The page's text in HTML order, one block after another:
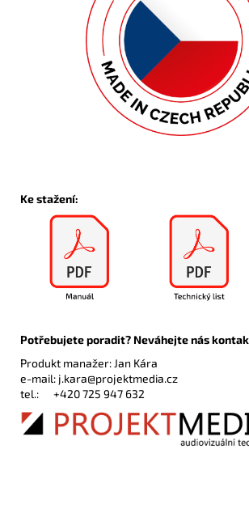
Ke stažení:
Potřebujete poradit? Neváhejte nás
Produkt manažer: Jan Kára
e-mail: j.kara@projektmedia.cz
tel.: +420 725 947 632